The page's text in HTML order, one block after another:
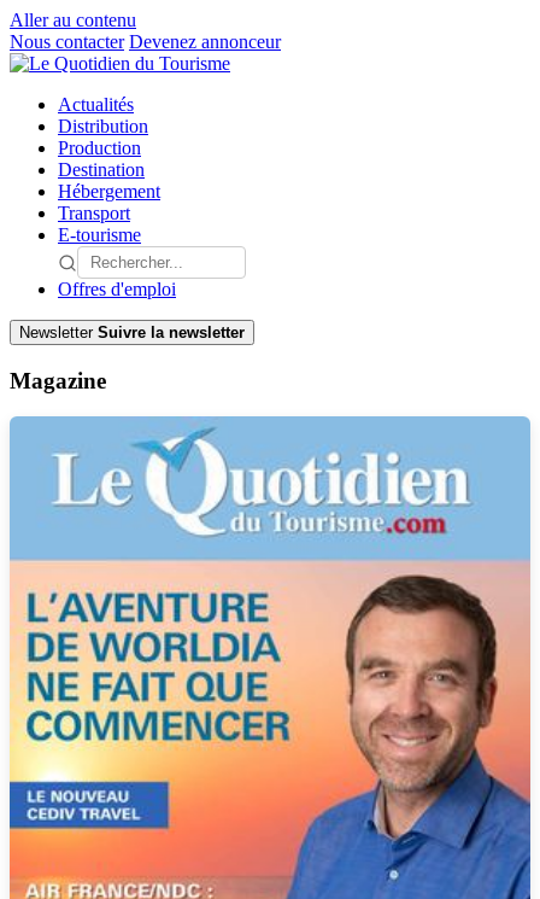
Aller au contenu
Nous contacter Devenez annonceur
Actualités
Distribution
Production
Destination
Hébergement
Transport
E-tourisme
Offres d'emploi
Newsletter Suivre la newsletter
Magazine